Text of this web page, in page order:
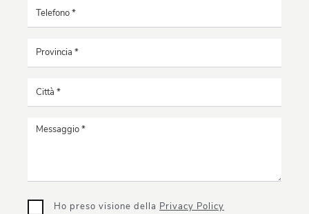
Ho preso visione della Privacy Policy